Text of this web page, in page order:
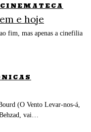
e hoje
fim, mas apenas a cinefilia
(O Vento Levar-nos-á,
vai…